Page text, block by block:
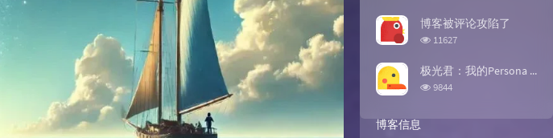
博客被评论攻陷了
浏览次数:
11627
极光君：我的Persona AI形象
浏览次数:
9844
博客信息